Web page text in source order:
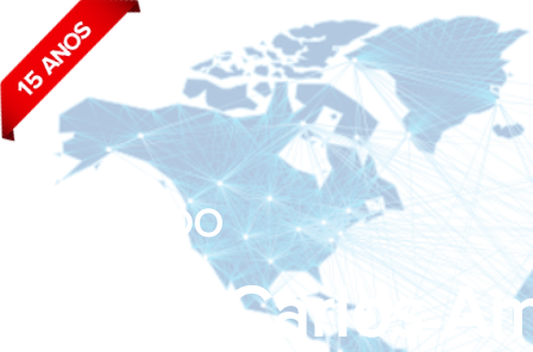
João Carlos
BLOG DO